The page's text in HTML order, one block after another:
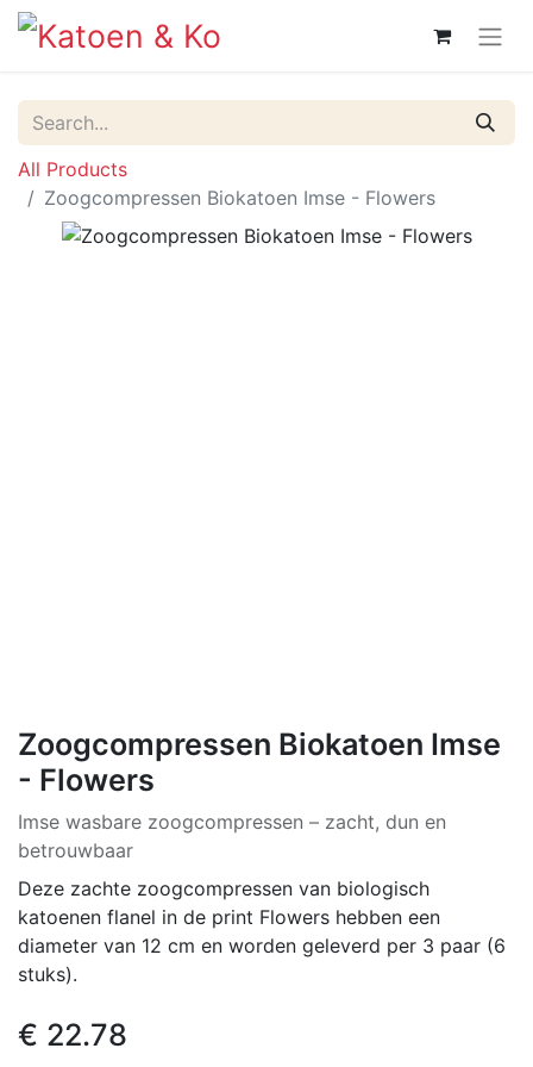
All Products
Zoogcompressen Biokatoen Imse - Flowers
Zoogcompressen Biokatoen Imse
- Flowers
Imse wasbare zoogcompressen – zacht, dun en
betrouwbaar
Deze zachte zoogcompressen van biologisch
katoenen flanel in de print Flowers hebben een
diameter van 12 cm en worden geleverd per 3 paar (6
stuks).
€ 22.78